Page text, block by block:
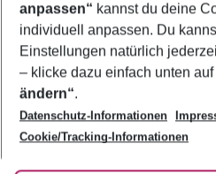
Footer
Footer navigation
Über uns
AGB
Bestpreisgarantie
Cookie-Einstellungen ändern
Cookie-Richtlinie
Agenturbetreuung
Barrierefreies Reisen
Folge uns
anpassen“ kannst du deine
individuell anpassen. Du
Einstellungen natürlich
– klicke dazu einfach unten auf
ändern“.
Datenschutz-Informationen
Cookie/Tracking-Informationen